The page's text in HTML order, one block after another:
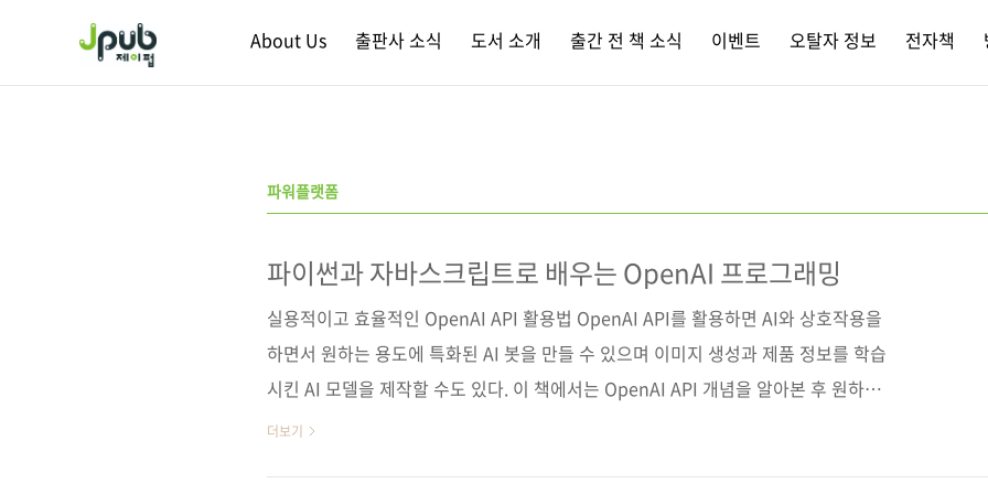
About Us 출판사 소식 도서 소개 출간 전 책 소식 이벤트 오탈자 정보 전자책
파워플랫폼
파이썬과 자바스크립트로 배우는 OpenAI 프로그래밍
실용적이고 효율적인 OpenAI API 활용법 OpenAI API를 활용하면 AI와 상호작용을
하면서 원하는 용도에 특화된 AI 봇을 만들 수 있으며 이미지 생성과 제품 정보를 학습
시킨 AI 모델을 제작할 수도 있다. 이 책에서는 OpenAI API 개념을 알아본 후 원하는
결과를 도출하는 프롬프트 작성법, DALL-E를 통한 이미지 생성법, 제품 데이터를 활용
더보기